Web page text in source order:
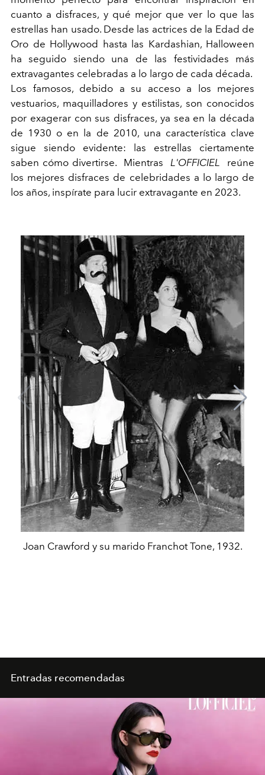
cuanto a disfraces, y qué mejor que ver lo que las
estrellas han usado. Desde las actrices de la Edad de
Oro de Hollywood hasta las Kardashian, Halloween
ha seguido siendo una de las festividades más
extravagantes celebradas a lo largo de cada década.
Los famosos, debido a su acceso a los mejores
vestuarios, maquilladores y estilistas, son conocidos
por exagerar con sus disfraces, ya sea en la década
de 1930 o en la de 2010, una característica clave
sigue siendo evidente: las estrellas ciertamente
saben cómo divertirse. Mientras L'OFFICIEL
reúne
los mejores disfraces de celebridades a lo largo de
los años, inspírate para lucir extravagante en 2023.
Joan Crawford y su marido Franchot Tone, 1932.
Entradas recomendadas